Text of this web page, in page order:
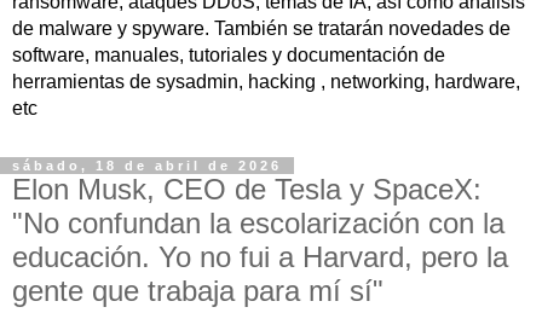
de malware y spyware. También se tratarán novedades de
software, manuales, tutoriales y documentación de
herramientas de sysadmin, hacking , networking, hardware,
etc
sábado, 18 de abril de 2026
Elon Musk, CEO de Tesla y SpaceX:
"No confundan la escolarización con la
educación. Yo no fui a Harvard, pero la
gente que trabaja para mí sí"